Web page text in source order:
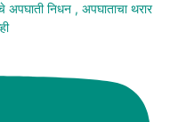
अपघाती निधन , अपघाताचा थरार